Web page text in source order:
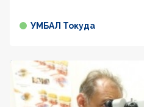
УМБАЛ Токуда